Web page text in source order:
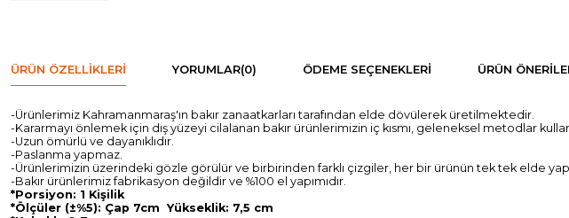
ÜRÜN ÖZELLIKLERI YORUMLAR(0) ÖDEME SEÇENEKLERI ÜRÜN
-Ürünlerimiz Kahramanmaraş'ın bakır zanaatkarları tarafından elde dövülerek üretilmektedir.
-Kararmayı önlemek için dış yüzeyi cilalanan bakır ürünlerimizin iç kısmı, geleneksel metodlar
-Uzun ömürlü ve dayanıklıdır.
-Paslanma yapmaz.
-Ürünlerimizin üzerindeki gözle görülür ve birbirinden farklı çizgiler, her bir ürünün tek tek elde
-Bakır ürünlerimiz fabrikasyon değildir ve %100 el yapımıdır.
*Porsiyon: 1 Kişilik
*Ölçüler (±%5): Çap 7cm Yükseklik: 7,5 cm